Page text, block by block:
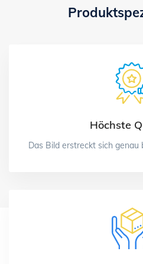
Höchste
Das Bild erstreckt sich genau